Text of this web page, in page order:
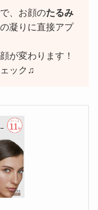
、お顔のたるみ
凝りに直接アプ
が変わります！
ック♫